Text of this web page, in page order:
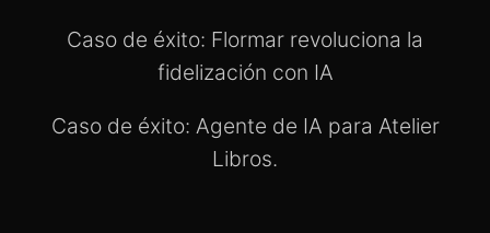
Caso de éxito: Flormar revoluciona la
fidelización con IA
Caso de éxito: Agente de IA para Atelier
Libros.